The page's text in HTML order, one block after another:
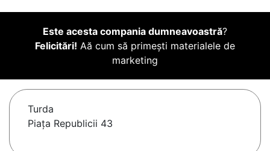
Este acesta compania dumneavoastră?
Felicitări! Aă cum să primești materialele de
marketing
Turda
Piața Republicii 43